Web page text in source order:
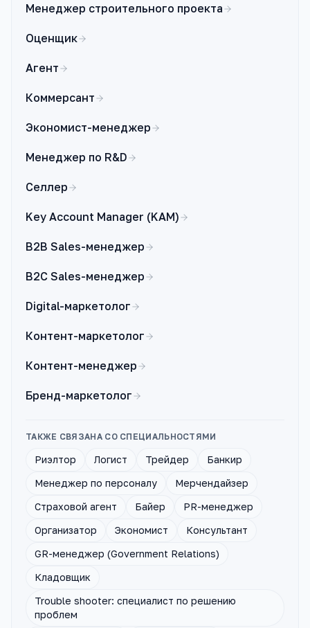
Менеджер строительного проекта
Оценщик
Агент
Коммерсант
Экономист-менеджер
Менеджер по R&D
Селлер
Key Account Manager (KAM)
B2B Sales-менеджер
B2C Sales-менеджер
Digital-маркетолог
Контент-маркетолог
Контент-менеджер
Бренд-маркетолог
ТАКЖЕ СВЯЗАНА СО СПЕЦИАЛЬНОСТЯМИ
Риэлтор Логист Трейдер
Банкир
Менеджер по персоналу
Мерчендайзер
Страховой агент
Байер
PR-менеджер
Организатор
Экономист
Консультант
GR-менеджер (Government Relations)
Кладовщик
Trouble shooter: специалист по решению
проблем